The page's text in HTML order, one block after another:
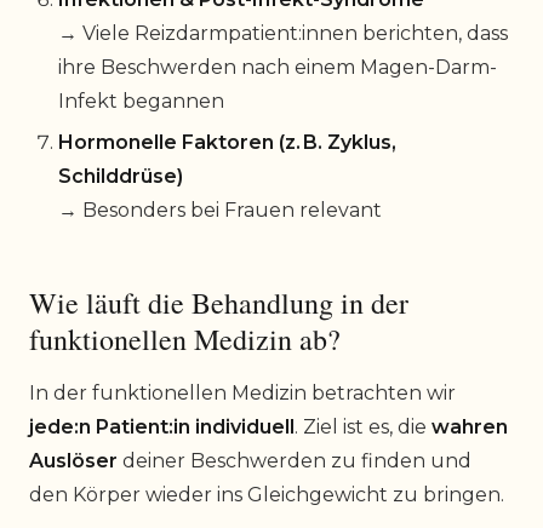
→ Viele Reizdarmpatient:innen berichten, dass
ihre Beschwerden nach einem Magen-Darm-
Infekt begannen
Hormonelle Faktoren (z. B. Zyklus,
Schilddrüse)
→ Besonders bei Frauen relevant
Wie läuft die Behandlung in der
funktionellen Medizin ab?
In der funktionellen Medizin betrachten wir
jede:n Patient:in individuell. Ziel ist es, die wahren
Auslöser deiner Beschwerden zu finden und
den Körper wieder ins Gleichgewicht zu bringen.